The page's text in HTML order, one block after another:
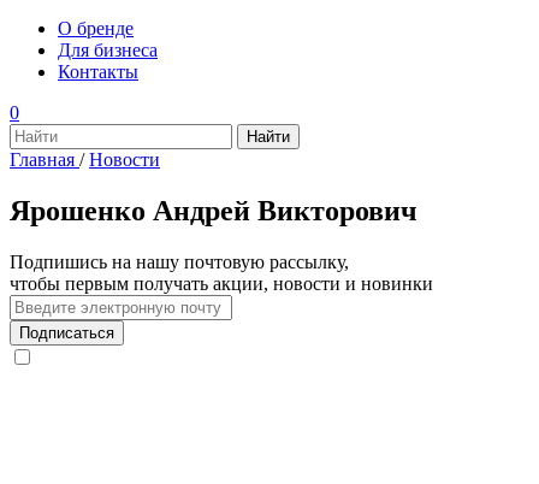
О бренде
Для бизнеса
Контакты
0
Главная / Новости
Ярошенко Андрей Викторович
Подпишись на нашу почтовую рассылку,
чтобы первым получать акции, новости и новинки
Подписаться